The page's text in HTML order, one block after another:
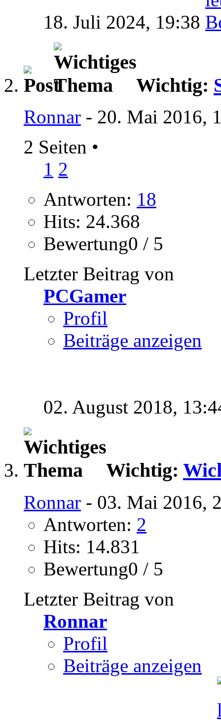
18. Juli 2024, 19:38
Wichtig:
Ronnar - 20. Mai 2016,
2 Seiten •
1 2
Antworten: 18
Hits: 24.368
Bewertung0 / 5
Letzter Beitrag von
PCGamer
Profil
Beiträge anzeigen
02. August 2018,
Wichtig:
Ronnar - 03. Mai 2016,
Antworten: 2
Hits: 14.831
Bewertung0 / 5
Letzter Beitrag von
Ronnar
Profil
Beiträge anzeigen